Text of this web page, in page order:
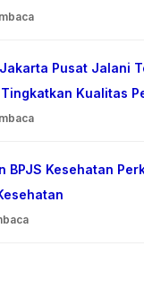
Pusat Jalani
Kualitas
BPJS Kesehatan